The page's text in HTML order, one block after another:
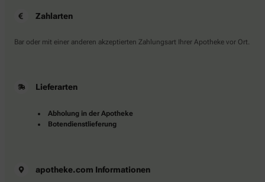
Zahlarten
Bar oder mit einer anderen akzeptierten Zahlungsart Ihrer Apotheke vor Ort.
Lieferarten
Abholung in der Apotheke
Botendienstlieferung
apotheke.com Informationen